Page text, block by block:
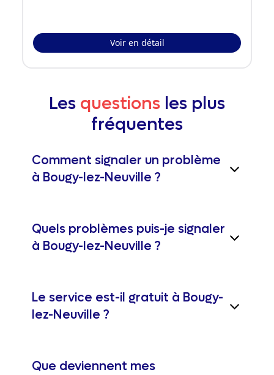
Voir en détail
Les questions les plus
fréquentes
Comment signaler un problème
à Bougy-lez-Neuville ?
Quels problèmes puis-je signaler
à Bougy-lez-Neuville ?
Le service est-il gratuit à Bougy-
lez-Neuville ?
Que deviennent mes